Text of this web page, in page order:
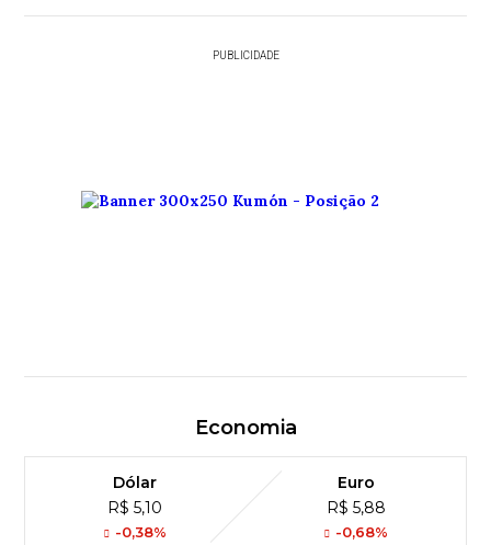
PUBLICIDADE
Economia
Dólar
R$ 5,10
-0,38%
Euro
R$ 5,88
-0,68%